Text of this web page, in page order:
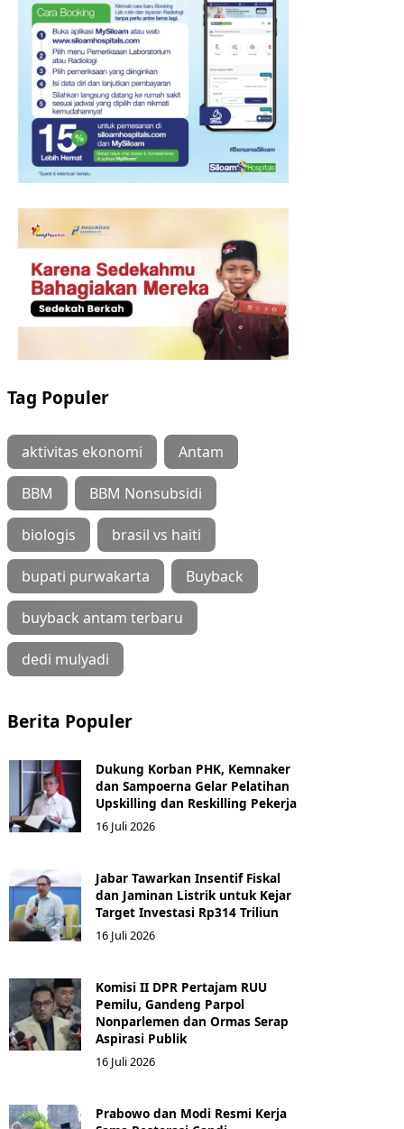
Tag Populer
aktivitas ekonomi Antam
BBM BBM Nonsubsidi
biologis brasil vs haiti
bupati purwakarta Buyback
buyback antam terbaru
dedi mulyadi
Berita Populer
Dukung Korban PHK, Kemnaker
dan Sampoerna Gelar Pelatihan
Upskilling dan Reskilling Pekerja
16 Juli 2026
Jabar Tawarkan Insentif Fiskal
dan Jaminan Listrik untuk Kejar
Target Investasi Rp314 Triliun
16 Juli 2026
Komisi II DPR Pertajam RUU
Pemilu, Gandeng Parpol
Nonparlemen dan Ormas Serap
Aspirasi Publik
16 Juli 2026
Prabowo dan Modi Resmi Kerja